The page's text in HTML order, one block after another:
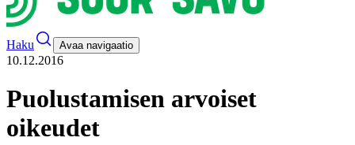
Haku Avaa navigaatio
10.12.2016
Puolustamisen arvoiset
oikeudet